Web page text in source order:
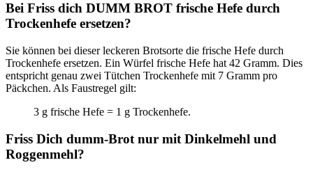
Bei Friss dich DUMM BROT frische Hefe durch
Trockenhefe ersetzen?
Sie können bei dieser leckeren Brotsorte die frische Hefe durch
Trockenhefe ersetzen. Ein Würfel frische Hefe hat 42 Gramm. Dies
entspricht genau zwei Tütchen Trockenhefe mit 7 Gramm pro
Päckchen. Als Faustregel gilt:
3 g frische Hefe = 1 g Trockenhefe.
Friss Dich dumm-Brot nur mit Dinkelmehl und
Roggenmehl?